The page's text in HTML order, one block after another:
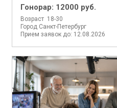
Гонорар: 12000 руб.
Возраст 18-30
Город Санкт-Петербург
Прием заявок до: 12.08.2026